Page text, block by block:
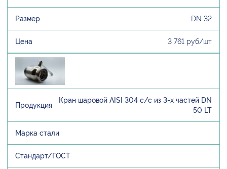
DN 32
3 761 руб/шт
Кран шаровой AISI 304 с/с из 3-х частей DN
50 LT